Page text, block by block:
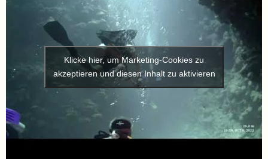
Klicke hier, um Marketing-Cookies zu
akzeptieren und diesen Inhalt zu aktivieren